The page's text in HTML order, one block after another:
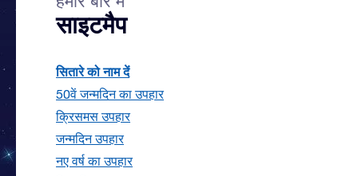
साइटमैप
सितारे को नाम दें
50वें जन्मदिन का उपहार
क्रिसमस उपहार
जन्मदिन उपहार
नए वर्ष का उपहार